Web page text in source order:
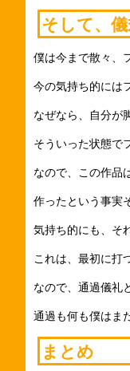
そして、
僕は今まで散々、
今の気持ち的には
なぜなら、自分が
そういった状態で
なので、この作品
作ったという事実
気持ち的にも、そ
これは、最初に打
なので、通過儀礼
通過も何も僕はま
まとめ